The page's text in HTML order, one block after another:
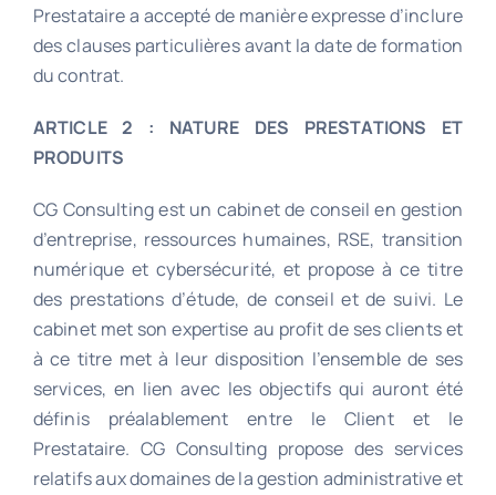
Prestataire a accepté de manière expresse d’inclure
des clauses particulières avant la date de formation
du contrat.
ARTICLE 2 : NATURE DES PRESTATIONS ET
PRODUITS
CG Consulting est un cabinet de conseil en gestion
d’entreprise, ressources humaines, RSE, transition
numérique et cybersécurité, et propose à ce titre
des prestations d’étude, de conseil et de suivi. Le
cabinet met son expertise au profit de ses clients et
à ce titre met à leur disposition l’ensemble de ses
services, en lien avec les objectifs qui auront été
définis préalablement entre le Client et le
Prestataire. CG Consulting propose des services
relatifs aux domaines de la gestion administrative et